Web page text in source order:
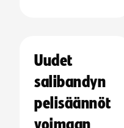
Uudet
salibandyn
pelisäännöt